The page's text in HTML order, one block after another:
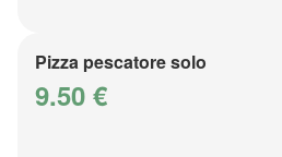
Pizza pescatore solo
9.50 €